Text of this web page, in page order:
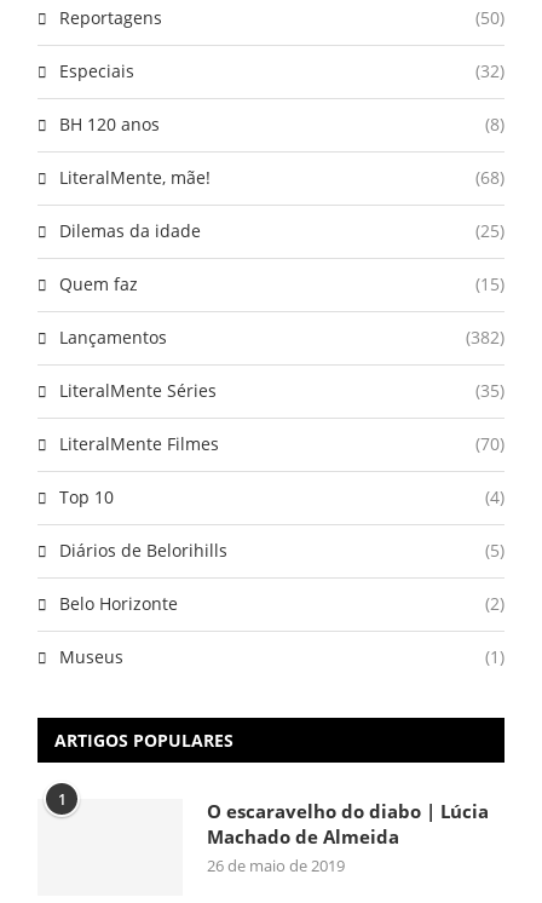
Reportagens (50)
Especiais (32)
BH 120 anos (8)
LiteralMente, mãe! (68)
Dilemas da idade (25)
Quem faz (15)
Lançamentos (382)
LiteralMente Séries (35)
LiteralMente Filmes (70)
Top 10 (4)
Diários de Belorihills (5)
Belo Horizonte (2)
Museus (1)
ARTIGOS POPULARES
1
O escaravelho do diabo | Lúcia
Machado de Almeida
26 de maio de 2019